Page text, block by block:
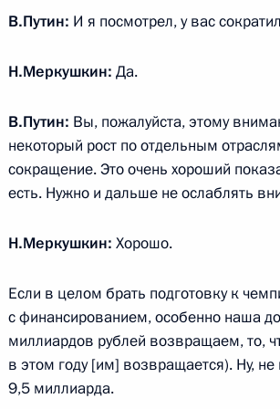
Президент принял отставку Главы
Президент принял отставку
10 мая 2012 года, 08:55
О ходе исполнения пункта 6
в Республике Мордовия
17 января 2012 года, 21:10
В.Путин: И я посмотрел, у вас
Н.Меркушкин: Да.
В.Путин: Вы, пожалуйста, этому
некоторый рост по отдельным
сокращение. Это очень хороший
есть. Нужно и дальше не ослаблять
Н.Меркушкин: Хорошо.
Если в целом брать подготовку к
с финансированием, особенно наша
миллиардов рублей возвращаем, то,
в этом году [им] возвращается). Ну,
9,5 миллиарда.